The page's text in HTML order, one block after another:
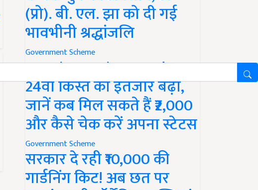
(प्रो). बी. एल. झा को दी गई
भावभीनी श्रद्धांजलि
Government Scheme
PM Kisan Yojana Update:
24वीं किस्त का इंतजार बढ़ा,
जानें कब मिल सकते हैं ₹2,000
और कैसे चेक करें अपना स्टेटस
Government Scheme
सरकार दे रही ₹10,000 की
गार्डनिंग किट! अब छत पर